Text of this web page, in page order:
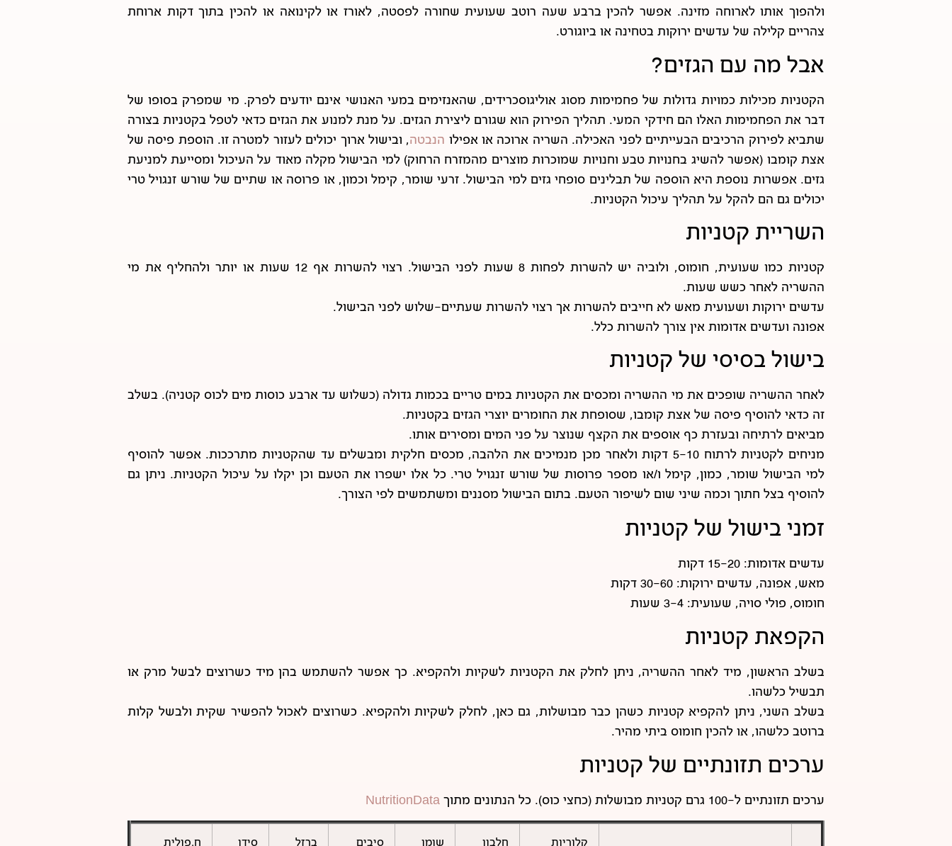
ולהפוך אותו לארוחה מזינה. אפשר להכין ברבע שעה רוטב שעועית שחורה לפסטה, לאורז או לקינואה או להכין בתוך דקות ארוחת
צהריים קלילה של עדשים ירוקות בטחינה או ביוגורט.
אבל מה עם הגזים?
הקטניות מכילות כמויות גדולות של פחמימות מסוג אוליגוסכרידים, שהאנזימים במעי האנושי אינם יודעים לפרק. מי שמפרק בסופו של
דבר את הפחמימות האלו הם חידקי המעי. תהליך הפירוק הוא שגורם ליצירת הגזים. על מנת למנוע את הגזים כדאי לטפל בקטניות בצורה
שתביא לפירוק הרכיבים הבעייתיים לפני האכילה. השריה ארוכה או אפילו הנבטה, ובישול ארוך יכולים לעזור למטרה זו. הוספת פיסה של
אצת קומבו (אפשר להשיג בחנויות טבע וחנויות שמוכרות מוצרים מהמזרח הרחוק) למי הבישול מקלה מאוד על העיכול ומסייעת למניעת
גזים. אפשרות נוספת היא הוספה של תבלינים סופחי גזים למי הבישול. זרעי שומר, קימל וכמון, או פרוסה או שתיים של שורש זנגויל טרי
יכולים גם הם להקל על תהליך עיכול הקטניות.
השריית קטניות
קטניות כמו שעועית, חומוס, ולוביה יש להשרות לפחות 8 שעות לפני הבישול. רצוי להשרות אף 12 שעות או יותר ולהחליף את מי
ההשריה לאחר כשש שעות.
עדשים ירוקות ושעועית מאש לא חייבים להשרות אך רצוי להשרות שעתיים-שלוש לפני הבישול.
אפונה ועדשים אדומות אין צורך להשרות כלל.
בישול בסיסי של קטניות
לאחר ההשריה שופכים את מי ההשריה ומכסים את הקטניות במים טריים בכמות גדולה (כשלוש עד ארבע כוסות מים לכוס קטניה). בשלב
זה כדאי להוסיף פיסה של אצת קומבו, שסופחת את החומרים יוצרי הגזים בקטניות.
מביאים לרתיחה ובעזרת כף אוספים את הקצף שנוצר על פני המים ומסירים אותו.
מניחים לקטניות לרתוח 5-10 דקות ולאחר מכן מנמיכים את הלהבה, מכסים חלקית ומבשלים עד שהקטניות מתרככות. אפשר להוסיף
למי הבישול שומר, כמון, קימל ו/או מספר פרוסות של שורש זנגויל טרי. כל אלו ישפרו את הטעם וכן יקלו על עיכול הקטניות. ניתן גם
להוסיף בצל חתוך וכמה שיני שום לשיפור הטעם. בתום הבישול מסננים ומשתמשים לפי הצורך.
זמני בישול של קטניות
עדשים אדומות: 15-20 דקות
מאש, אפונה, עדשים ירוקות: 30-60 דקות
חומוס, פולי סויה, שעועית: 3-4 שעות
הקפאת קטניות
בשלב הראשון, מיד לאחר ההשריה, ניתן לחלק את הקטניות לשקיות ולהקפיא. כך אפשר להשתמש בהן מיד כשרוצים לבשל מרק או
תבשיל כלשהו.
בשלב השני, ניתן להקפיא קטניות כשהן כבר מבושלות, גם כאן, לחלק לשקיות ולהקפיא. כשרוצים לאכול להפשיר שקית ולבשל קלות
ברוטב כלשהו, או להכין חומוס ביתי מהיר.
ערכים תזונתיים של קטניות
ערכים תזונתיים ל-100 גרם קטניות מבושלות (כחצי כוס). כל הנתונים מתוך NutritionData
קלוריות חלבון שומן סיבים ברזל סידן ח.פולית